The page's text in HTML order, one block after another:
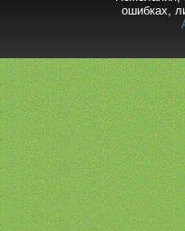
ошибках,